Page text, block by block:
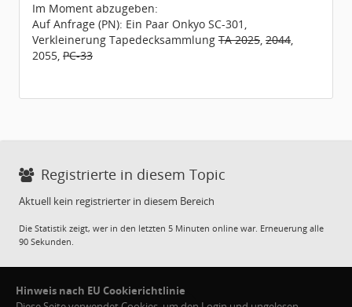
Im Moment abzugeben:
Auf Anfrage (PN): Ein Paar Onkyo SC-301,
Verkleinerung Tapedecksammlung TA 2025, 2044,
2055, PC-33
Registrierte in diesem Topic
Aktuell kein registrierter in diesem Bereich
Die Statistik zeigt, wer in den letzten 5 Minuten online war. Erneuerung alle
90 Sekunden.
Hinweis nach EU Cookierichtlinie